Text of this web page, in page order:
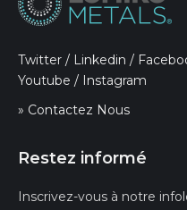
Twitter / Linkedin /
Youtube / Instagram
» Contactez Nous
Restez informé
Inscrivez-vous à notre